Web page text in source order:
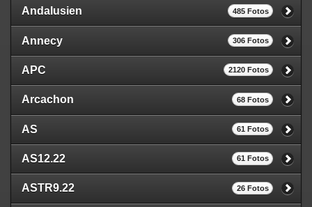
Andalusien 485 Fotos
Annecy 306 Fotos
APC 2120 Fotos
Arcachon 68 Fotos
AS 61 Fotos
AS12.22 61 Fotos
ASTR9.22 26 Fotos